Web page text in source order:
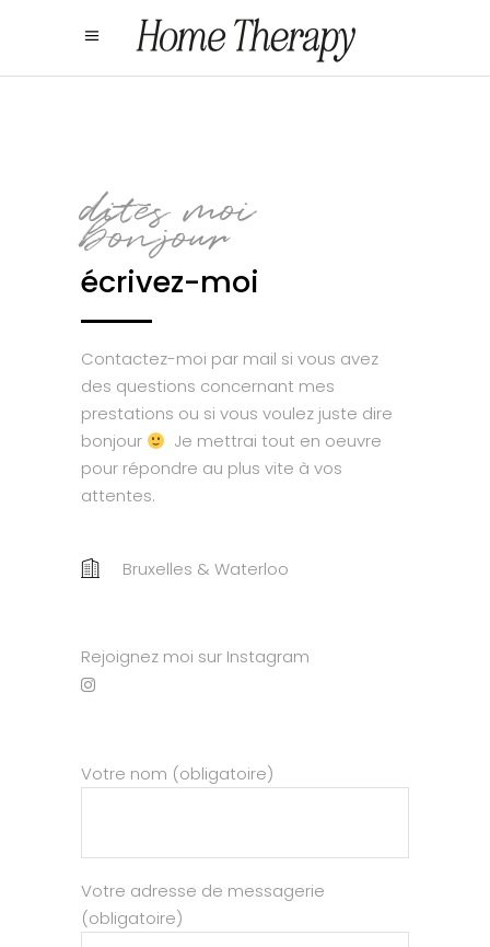
dites moi
bonjour
écrivez-moi
Contactez-moi par mail si vous avez
des questions concernant mes
prestations ou si vous voulez juste dire
bonjour
Je mettrai tout en oeuvre
pour répondre au plus vite à vos
attentes.
Bruxelles & Waterloo
Rejoignez moi sur Instagram
Votre nom (obligatoire)
Votre adresse de messagerie
(obligatoire)